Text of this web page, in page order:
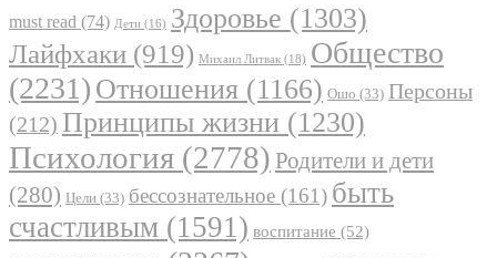
must read (74) Дети (16) Здоровье (1303)
Лайфхаки (919) Михаил Литвак (18) Общество
(2231) Отношения (1166) Ошо (33) Персоны
(212) Принципы жизни (1230)
Психология (2778) Родители и дети
(280) Цели (33) бессознательное (161) быть
счастливым (1591) воспитание (52)